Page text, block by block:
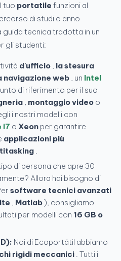
tuo portatile funzioni al
di studi o anno
tecnica tradotta in un
gli studenti:
d'ufficio , la stesura
navigazione web , un Intel
di riferimento per il suo
, montaggio video o
i nostri modelli con
i7 o Xeon per garantire
applicazioni più
.
di persona che apre 30
Allora hai bisogno di
software tecnici avanzati
, Matlab), consigliamo
per modelli con 16 GB o
Noi di Ecoportátil abbiamo
rigidi meccanici . Tutti i